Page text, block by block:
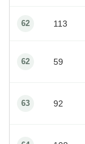
62 113
62 59
63 92